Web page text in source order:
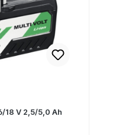
18 V 2,5/5,0 Ah